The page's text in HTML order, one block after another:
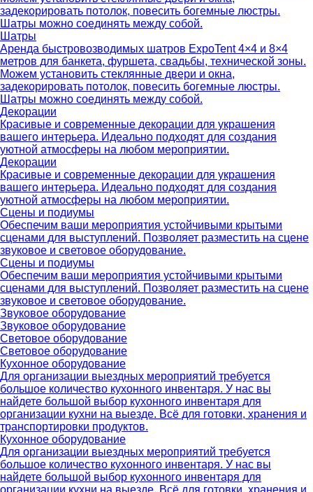
задекорировать потолок, повесить богемные люстры.
Шатры можно соединять между собой.
Шатры
Аренда быстровозводимых шатров ExpoTent 4×4 и 8×4
метров для банкета, фуршета, свадьбы, технической зоны.
Можем установить стеклянные двери и окна,
задекорировать потолок, повесить богемные люстры.
Шатры можно соединять между собой.
Декорации
Красивые и современные декорации для украшения
вашего интерьера. Идеально подходят для создания
уютной атмосферы на любом мероприятии.
Декорации
Красивые и современные декорации для украшения
вашего интерьера. Идеально подходят для создания
уютной атмосферы на любом мероприятии.
Сцены и подиумы
Обеспечим ваши мероприятия устойчивыми крытыми
сценами для выступлений. Позволяет разместить на сцене
звуковое и световое оборудование.
Сцены и подиумы
Обеспечим ваши мероприятия устойчивыми крытыми
сценами для выступлений. Позволяет разместить на сцене
звуковое и световое оборудование.
Звуковое оборудование
Звуковое оборудование
Световое оборудование
Световое оборудование
Кухонное оборудование
Для организации выездных мероприятий требуется
большое количество кухонного инвентаря. У нас вы
найдете большой выбор кухонного инвентаря для
организации кухни на выезде. Всё для готовки, хранения и
транспортировки продуктов.
Кухонное оборудование
Для организации выездных мероприятий требуется
большое количество кухонного инвентаря. У нас вы
найдете большой выбор кухонного инвентаря для
организации кухни на выезде. Всё для готовки, хранения и